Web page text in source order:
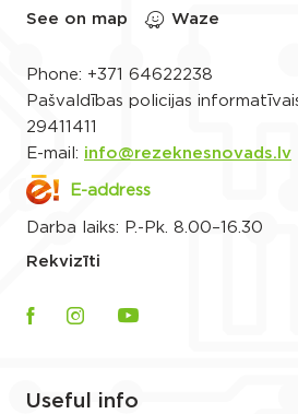
See on map
Waze
Phone: +371 64622238
Pašvaldības policijas
29411411
E-mail: info@rezeknesnovads.lv
E-address
Darba laiks: P.-Pk. 8.00–16.30
Rekvizīti
Useful info